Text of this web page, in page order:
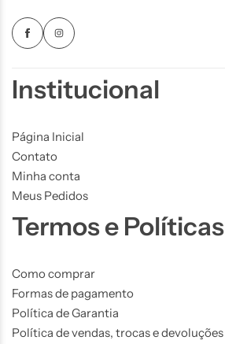
Institucional
Página Inicial
Contato
Minha conta
Meus Pedidos
Termos e Políticas
Como comprar
Formas de pagamento
Política de Garantia
Política de vendas, trocas e devoluções